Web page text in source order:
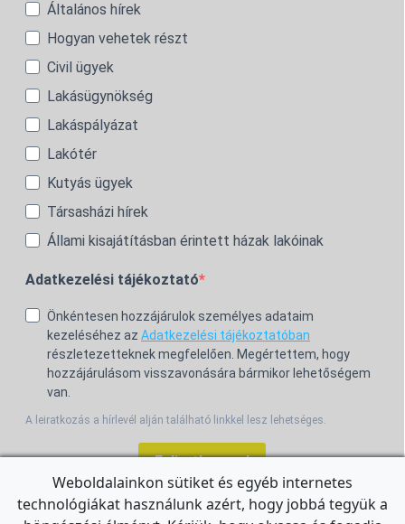
Általános hírek
Hogyan vehetek részt
Civil ügyek
Lakásügynökség
Lakáspályázat
Lakótér
Kutyás ügyek
Társasházi hírek
Állami kisajátításban érintett házak lakóinak
Adatkezelési tájékoztató
Önkéntesen hozzájárulok személyes adataim
kezeléséhez az Adatkezelési tájékoztatóban
részletezetteknek megfelelően. Megértettem, hogy
hozzájárulásom visszavonására bármikor lehetőségem
van.
A leiratkozás a hírlevél alján található linkkel lesz lehetséges.
Feliratkozom!
Weboldalainkon sütiket és egyéb internetes
technológiákat használunk azért, hogy jobbá tegyük a